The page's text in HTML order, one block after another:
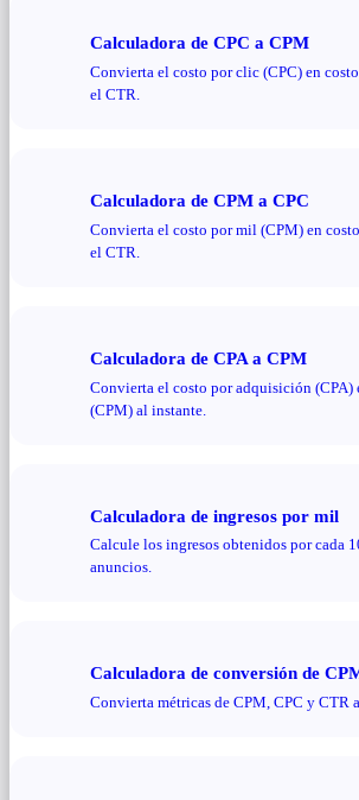
Calculadora de CPC a CPM
Convierta el costo por clic (CPC) en
el CTR.
Calculadora de CPM a CPC
Convierta el costo por mil (CPM) en
el CTR.
Calculadora de CPA a CPM
Convierta el costo por adquisición (CPA)
(CPM) al instante.
Calculadora de ingresos por mil
Calcule los ingresos obtenidos por cada
anuncios.
Calculadora de conversión de
Convierta métricas de CPM, CPC y CTR